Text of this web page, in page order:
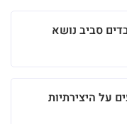
סביב נושא
על היצירתיות